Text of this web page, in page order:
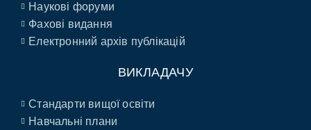
Наукові форуми
Фахові видання
Електронний архів публікацій
ВИКЛАДАЧУ
Стандарти вищої освіти
Навчальні плани